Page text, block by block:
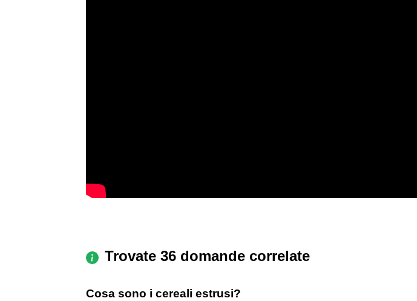
Trovate 36 domande correlate
Cosa sono i cereali estrusi?